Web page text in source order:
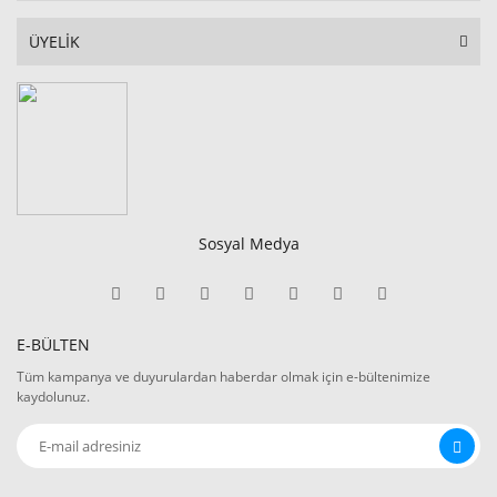
ÜYELİK
Sosyal Medya
E-BÜLTEN
Tüm kampanya ve duyurulardan haberdar olmak için e-bültenimize
kaydolunuz.